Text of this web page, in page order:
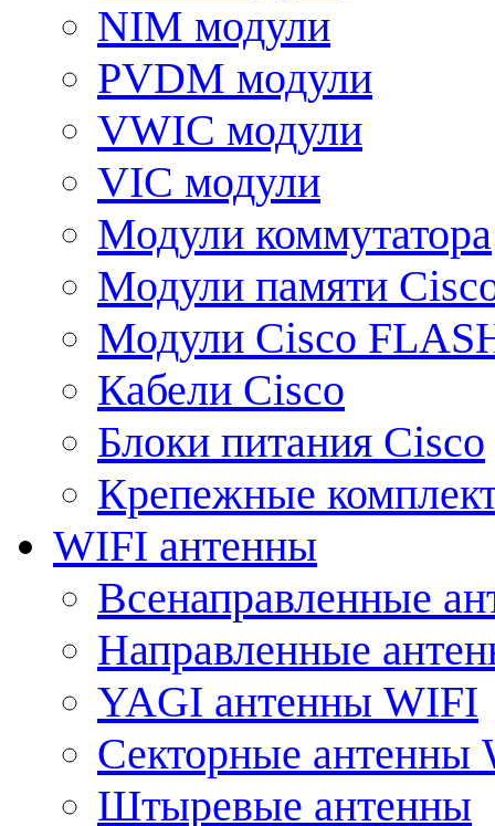
NIM модули
PVDM модули
VWIC модули
VIC модули
Модули коммутатора
Модули памяти
Модули Cisco
Кабели Cisco
Блоки питания Cisco
Крепежные
WIFI антенны
Всенаправленные
Направленные
YAGI антенны WIFI
Секторные антенны
Штыревые антенны